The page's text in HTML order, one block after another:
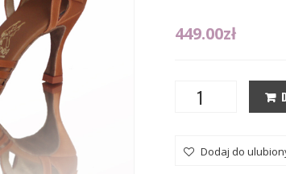
449.00zł
Dodaj do